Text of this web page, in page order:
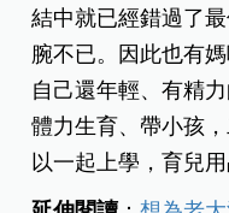
結中就已經錯過了
腕不已。因此也有
自己還年輕、有精
體力生育、帶小孩
以一起上學，育兒用